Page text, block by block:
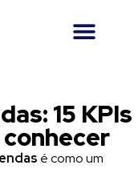
15 KPIs
é como um